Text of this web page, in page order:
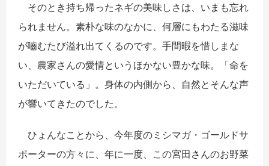
そのとき持ち帰ったネギの美味しさは、いまも忘れ
られません。素朴な味のなかに、何層にもわたる滋味
が嚙むたび溢れ出てくるのです。手間暇を惜しまな
い、農家さんの愛情というほかない豊かな味。「命を
いただいている」。身体の内側から、自然とそんな声
が響いてきたのでした。
ひょんなことから、今年度のミシマガ・ゴールドサ
ポーターの方々に、年に一度、この宮田さんのお野菜